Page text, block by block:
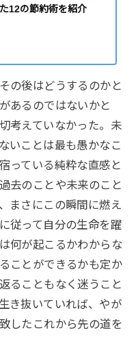
12の節約術を紹介
の後はどうするのかと
あるのではないかと
考えていなかった。未
いことは最も愚かなこ
っている純粋な直感と
去のことや未来のこと
まさにこの瞬間に燃え
従って自分の生命を躍
何が起こるかわからな
ことができるかも定か
ることもなく迷うこと
き抜いていれば、やが
したこれから先の道を